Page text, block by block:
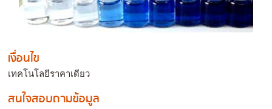
เงื่อนไข
เทคโนโลยีราคาเดียว
สนใจสอบถามข้อมูล